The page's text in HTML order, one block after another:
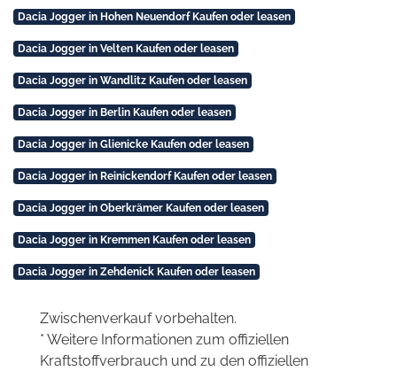
Dacia Jogger in Hohen Neuendorf Kaufen oder leasen
Dacia Jogger in Velten Kaufen oder leasen
Dacia Jogger in Wandlitz Kaufen oder leasen
Dacia Jogger in Berlin Kaufen oder leasen
Dacia Jogger in Glienicke Kaufen oder leasen
Dacia Jogger in Reinickendorf Kaufen oder leasen
Dacia Jogger in Oberkrämer Kaufen oder leasen
Dacia Jogger in Kremmen Kaufen oder leasen
Dacia Jogger in Zehdenick Kaufen oder leasen
Zwischenverkauf vorbehalten.
* Weitere Informationen zum offiziellen
Kraftstoffverbrauch und zu den offiziellen